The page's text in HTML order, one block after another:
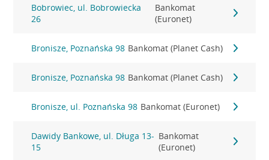
Bobrowiec, ul. Bobrowiecka
26
Bankomat
(Euronet)
Bronisze, Poznańska 98 Bankomat (Planet Cash)
Bronisze, Poznańska 98 Bankomat (Planet Cash)
Bronisze, ul. Poznańska 98 Bankomat (Euronet)
Dawidy Bankowe, ul. Długa 13-
15
Bankomat
(Euronet)